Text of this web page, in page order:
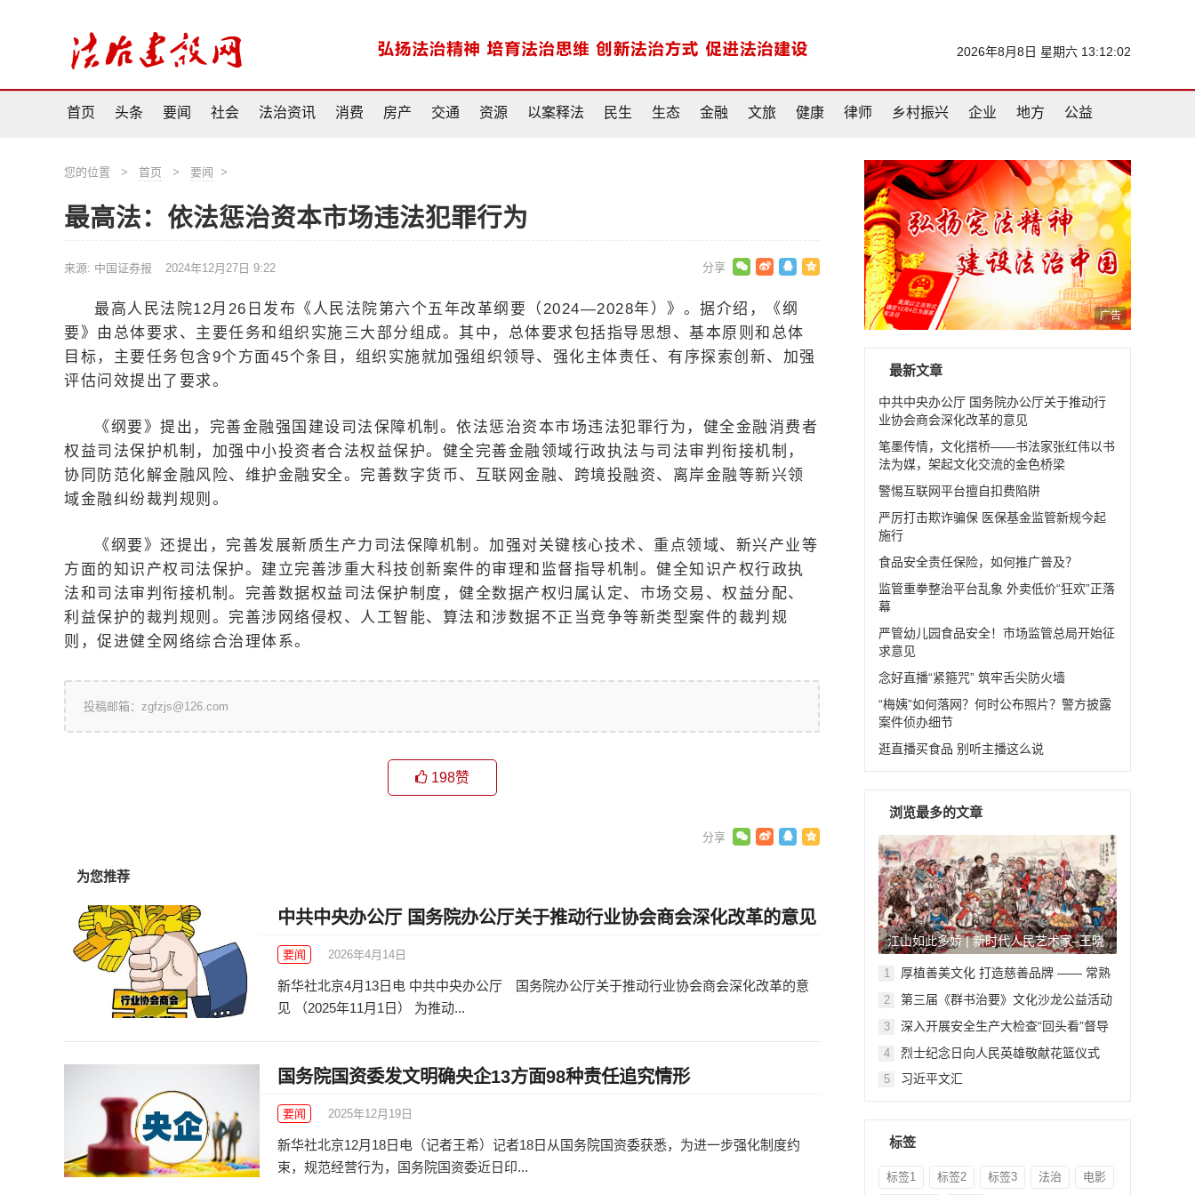
2026年8月8日 星期六 13:12:02
首页 头条 要闻 社会 法治资讯 消费 房产 交通 资源 以案释法 民生 生态 金融 文旅 健康 律师 乡村振兴 企业 地方 公益
您的位置 > 首页 > 要闻 >
最高法：依法惩治资本市场违法犯罪行为
来源: 中国证券报 2024年12月27日 9:22
最高人民法院12月26日发布《人民法院第六个五年改革纲要（2024—2028年）》。据介绍，《纲
要》由总体要求、主要任务和组织实施三大部分组成。其中，总体要求包括指导思想、基本原则和总体
目标，主要任务包含9个方面45个条目，组织实施就加强组织领导、强化主体责任、有序探索创新、加强
评估问效提出了要求。
《纲要》提出，完善金融强国建设司法保障机制。依法惩治资本市场违法犯罪行为，健全金融消费者
权益司法保护机制，加强中小投资者合法权益保护。健全完善金融领域行政执法与司法审判衔接机制，
协同防范化解金融风险、维护金融安全。完善数字货币、互联网金融、跨境投融资、离岸金融等新兴领
域金融纠纷裁判规则。
《纲要》还提出，完善发展新质生产力司法保障机制。加强对关键核心技术、重点领域、新兴产业等
方面的知识产权司法保护。建立完善涉重大科技创新案件的审理和监督指导机制。健全知识产权行政执
法和司法审判衔接机制。完善数据权益司法保护制度，健全数据产权归属认定、市场交易、权益分配、
利益保护的裁判规则。完善涉网络侵权、人工智能、算法和涉数据不正当竞争等新类型案件的裁判规
则，促进健全网络综合治理体系。
投稿邮箱：zgfzjs@126.com
198赞
为您推荐
中共中央办公厅 国务院办公厅关于推动行业协会商会深化改革的意见
要闻 2026年4月14日
新华社北京4月13日电 中共中央办公厅 国务院办公厅关于推动行业协会商会深化改革的意
见 （2025年11月1日） 为推动...
国务院国资委发文明确央企13方面98种责任追究情形
要闻 2025年12月19日
新华社北京12月18日电（记者王希）记者18日从国务院国资委获悉，为进一步强化制度约
束，规范经营行为，国务院国资委近日印...
广告
最新文章
中共中央办公厅 国务院办公厅关于推动行
业协会商会深化改革的意见
笔墨传情，文化搭桥——书法家张红伟以书
法为媒，架起文化交流的金色桥梁
警惕互联网平台擅自扣费陷阱
严厉打击欺诈骗保 医保基金监管新规今起
施行
食品安全责任保险，如何推广普及？
监管重拳整治平台乱象 外卖低价“狂欢”正落
幕
严管幼儿园食品安全！市场监管总局开始征
求意见
念好直播“紧箍咒” 筑牢舌尖防火墙
“梅姨”如何落网？何时公布照片？警方披露
案件侦办细节
逛直播买食品 别听主播这么说
浏览最多的文章
江山如此多娇 | 新时代人民艺术家–王晓
鹏
1
厚植善美文化 打造慈善品牌 —— 常熟
举行六个慈善文化教育基地授牌仪式
2
第三届《群书治要》文化沙龙公益活动
在北京顺利举行
3
深入开展安全生产大检查“回头看”督导
检查
4 烈士纪念日向人民英雄敬献花篮仪式
5 习近平文汇
标签
标签1 标签2 标签3 法治 电影